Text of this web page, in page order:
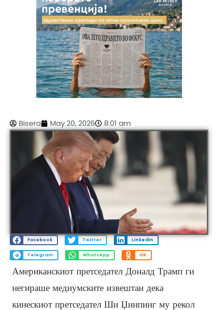
Bisera May 20, 2026 8:01 am
Facebook Twitter LinkedIn
Telegram WhatsApp OK
Американскиот претседател Доналд Трамп ги
негираше медиумските извештаи дека
кинескиот претседател Ши Џинпинг му рекол